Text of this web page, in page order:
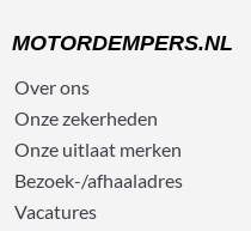
MOTORDEMPERS.NL
Over ons
Onze zekerheden
Onze uitlaat merken
Bezoek-/afhaaladres
Vacatures